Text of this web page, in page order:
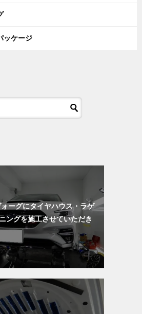
ッケージ
ーグにタイヤハウス・ラゲ
ングを施工させていただき